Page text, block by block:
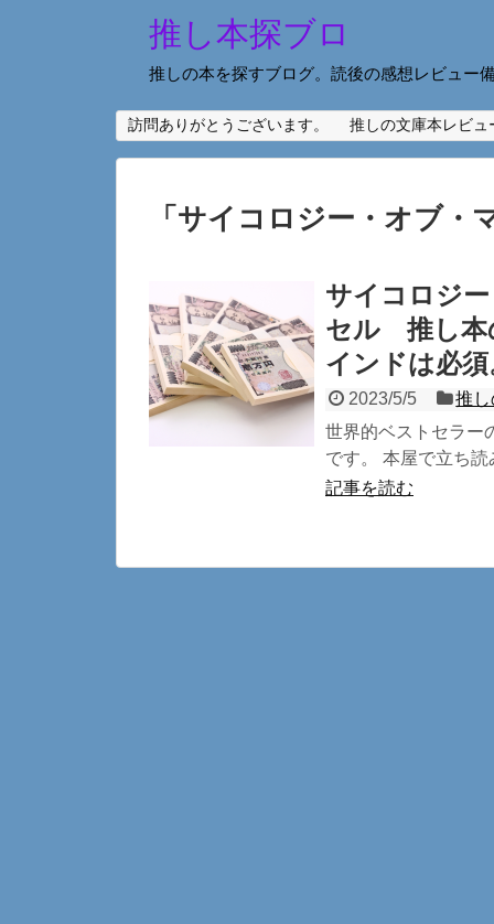
推し本探ブロ
推しの本を探すブログ。読後の感想レビュー
訪問ありがとうございます。 推しの文庫本レビュ
「 サイコロジー・オブ・
サイコロジ
セル 推し本
インドは必須
2023/5/5
推
世界的ベストセラー
です。 本屋で立ち
記事を読む